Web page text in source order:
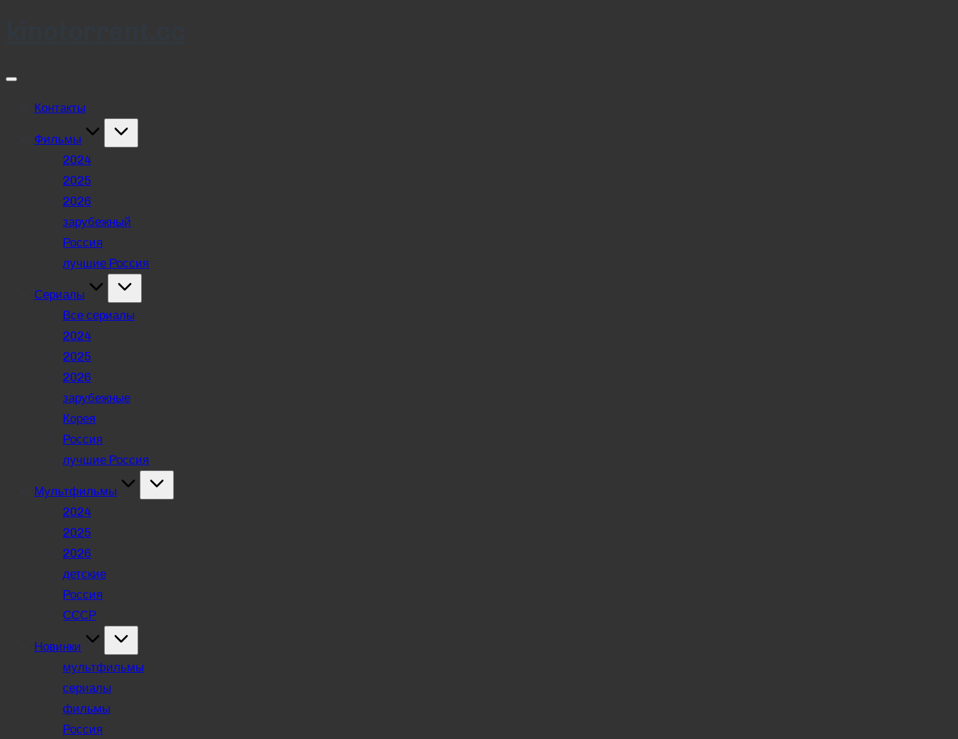
Контакты
Фильмы
2024
2025
2026
зарубежный
Россия
лучшие Россия
Сериалы
Все сериалы
2024
2025
2026
зарубежные
Корея
Россия
лучшие Россия
Мультфильмы
2024
2025
2026
детские
Россия
СССР
Новинки
мультфильмы
сериалы
фильмы
Россия